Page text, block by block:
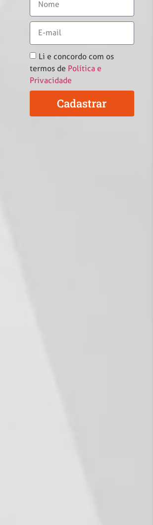
Li e concordo com os
termos de Política e
Privacidade
Cadastrar